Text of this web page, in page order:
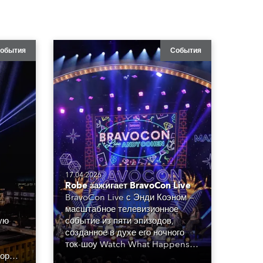
События
17.04.2026
Robe зажигает BravoCon Live
BravoCon Live с Энди Коэном —
масштабное телевизионное
событие из пяти эпизодов,
созданное в духе его ночного
ток-шоу Watch What Happens
Live (WWHL). Проект стал ярким